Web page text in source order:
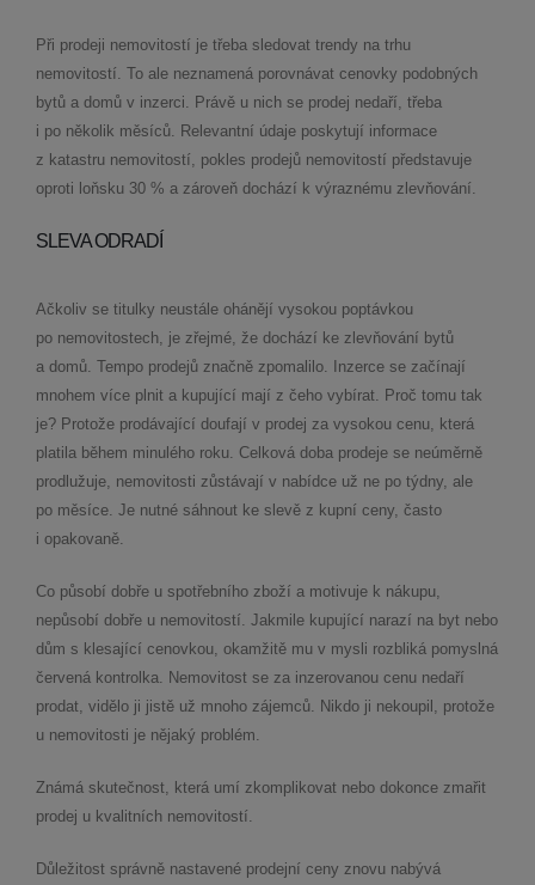
Při prodeji nemovitostí je třeba sledovat trendy na trhu
nemovitostí. To ale neznamená porovnávat cenovky podobných
bytů a domů v inzerci. Právě u nich se prodej nedaří, třeba
i po několik měsíců. Relevantní údaje poskytují informace
z katastru nemovitostí, pokles prodejů nemovitostí představuje
oproti loňsku 30 % a zároveň dochází k výraznému zlevňování.
SLEVA ODRADÍ
Ačkoliv se titulky neustále ohánějí vysokou poptávkou
po nemovitostech, je zřejmé, že dochází ke zlevňování bytů
a domů. Tempo prodejů značně zpomalilo. Inzerce se začínají
mnohem více plnit a kupující mají z čeho vybírat. Proč tomu tak
je? Protože prodávající doufají v prodej za vysokou cenu, která
platila během minulého roku. Celková doba prodeje se neúměrně
prodlužuje, nemovitosti zůstávají v nabídce už ne po týdny, ale
po měsíce. Je nutné sáhnout ke slevě z kupní ceny, často
i opakovaně.
Co působí dobře u spotřebního zboží a motivuje k nákupu,
nepůsobí dobře u nemovitostí. Jakmile kupující narazí na byt nebo
dům s klesající cenovkou, okamžitě mu v mysli rozbliká pomyslná
červená kontrolka. Nemovitost se za inzerovanou cenu nedaří
prodat, vidělo ji jistě už mnoho zájemců. Nikdo ji nekoupil, protože
u nemovitosti je nějaký problém.
Známá skutečnost, která umí zkomplikovat nebo dokonce zmařit
prodej u kvalitních nemovitostí.
Důležitost správně nastavené prodejní ceny znovu nabývá